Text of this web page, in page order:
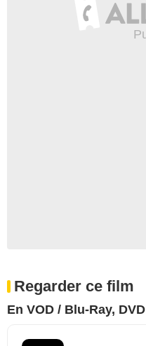
Regarder ce film
En VOD / Blu-Ray, DVD